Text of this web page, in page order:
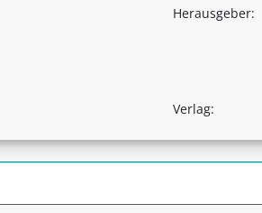
Herausgeber:
Verlag: